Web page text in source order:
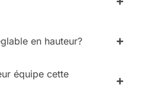
en hauteur?
équipe cette